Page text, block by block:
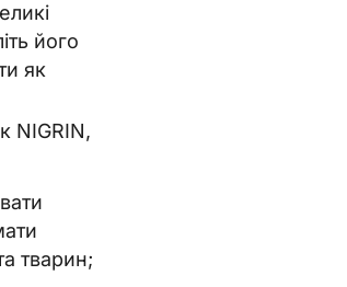
його
як
NIGRIN,
тварин;